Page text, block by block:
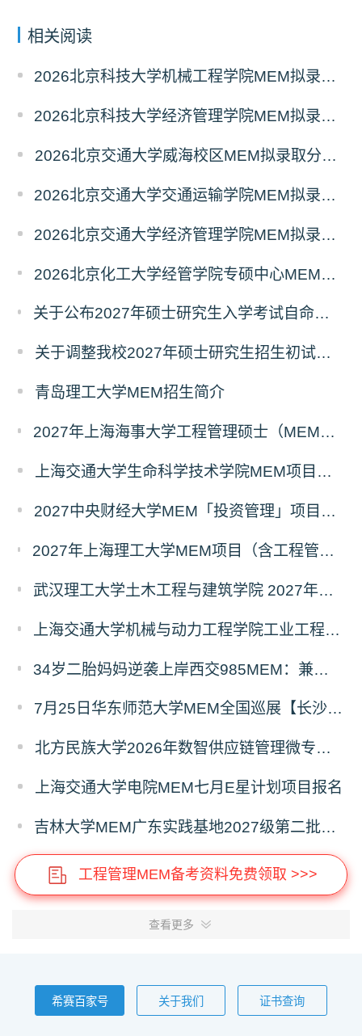
相关阅读
2026北京科技大学机械工程学院MEM拟录取分析解读
2026北京科技大学经济管理学院MEM拟录取分析解读
2026北京交通大学威海校区MEM拟录取分析解读
2026北京交通大学交通运输学院MEM拟录取分析解读
2026北京交通大学经济管理学院MEM拟录取分析解读
2026北京化工大学经管学院专硕中心MEM拟录取分析解读
关于公布2027年硕士研究生入学考试自命题考试科目考试大纲的通知
关于调整我校2027年硕士研究生招生初试科目的公告
青岛理工大学MEM招生简介
2027年上海海事大学工程管理硕士（MEM）宁波产教融合研究生培养项目
上海交通大学生命科学技术学院MEM项目全新介绍
2027中央财经大学MEM「投资管理」项目招生专题正式上线
2027年上海理工大学MEM项目（含工程管理、工业工程与管理、物流工程与管理）奖助学金政策发布
武汉理工大学土木工程与建筑学院 2027年工程管理硕士（MEM）招生简章
上海交通大学机械与动力工程学院工业工程学科硕士生招生专业及统考科目调整公告
34岁二胎妈妈逆袭上岸西交985MEM：兼顾工作带娃，零基础5个月逆风翻盘
7月25日华东师范大学MEM全国巡展【长沙站】开启，欢迎报考！
北方民族大学2026年数智供应链管理微专业招生简章
上海交通大学电院MEM七月E星计划项目报名
吉林大学MEM广东实践基地2027级第二批次预审面试启动
工程管理MEM备考资料免费领取 >>>
查看更多
希赛百家号 关于我们 证书查询